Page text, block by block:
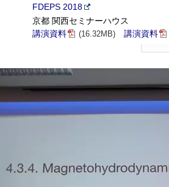
FDEPS 2018
京都 関西セミナーハウス
講演資料 (16.32MB) 講演資料